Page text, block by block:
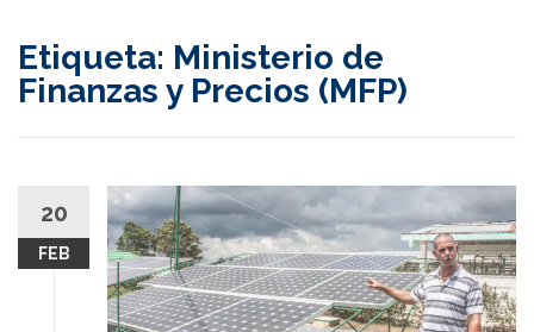
Etiqueta: Ministerio de
Finanzas y Precios (MFP)
20
FEB